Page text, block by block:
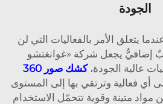
الجودة
يتعلق الأمر بالفعاليات التي لن
إضافيٌّ يجعل شركة «غوانغتشو
عالية الجودة،كشك صور 360
أي فعالية وترتقي بها إلى المستوى
مواد متينة وقوية تتحمّل الاستخدام